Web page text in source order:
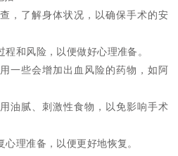
，了解身体状况，以确保手术的安
和风险，以便做好心理准备。
一些会增加出血风险的药物，如阿
油腻、刺激性食物，以免影响手术
理准备，以便更好地恢复。